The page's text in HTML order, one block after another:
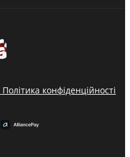
Політика конфіденційності